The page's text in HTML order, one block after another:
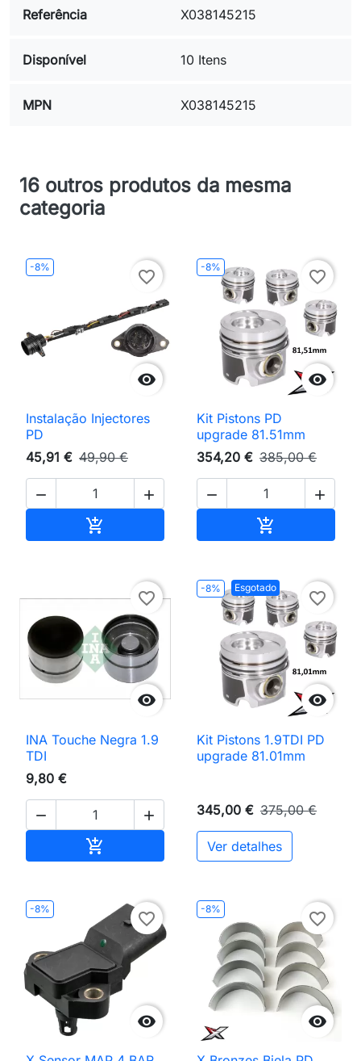
Referência X038145215
Disponível 10 Itens
MPN X038145215
16 outros produtos da mesma
categoria
-8%

favorite_border
Instalação Injectores
PD
45,91 € 49,90 €
 

-8%

favorite_border
Kit Pistons PD
upgrade 81.51mm
354,20 € 385,00 €
 


favorite_border
INA Touche Negra 1.9
TDI
9,80 €
 
 Adicionar ao carrinho
-8% Esgotado

favorite_border
Kit Pistons 1.9TDI PD
upgrade 81.01mm
345,00 € 375,00 €
Ver detalhes
-8%

favorite_border
-8%

favorite_border